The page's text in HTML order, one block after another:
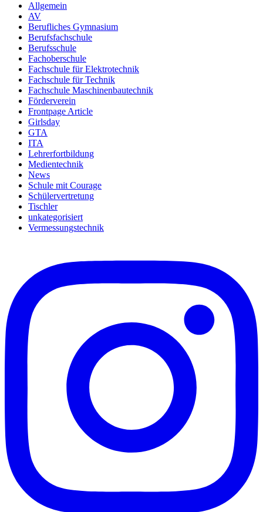
Allgemein
AV
Berufliches Gymnasium
Berufsfachschule
Berufsschule
Fachoberschule
Fachschule für Elektrotechnik
Fachschule für Technik
Fachschule Maschinenbautechnik
Förderverein
Frontpage Article
Girlsday
GTA
ITA
Lehrerfortbildung
Medientechnik
News
Schule mit Courage
Schülervertretung
Tischler
unkategorisiert
Vermessungstechnik